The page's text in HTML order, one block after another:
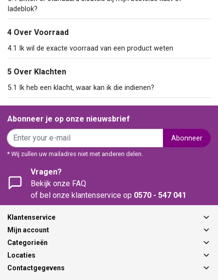
ladeblok?
4 Over Voorraad
4.1 Ik wil de exacte voorraad van een product weten
5 Over Klachten
5.1 Ik heb een klacht, waar kan ik die indienen?
Abonneer je op onze nieuwsbrief
Abonneer
* Wij zullen uw mailadres niet met anderen delen.
Vragen?
Bekijk onze FAQ
of bel onze klantenservice op 0570 - 547 041
Klantenservice
Mijn account
Categorieën
Locaties
Contactgegevens